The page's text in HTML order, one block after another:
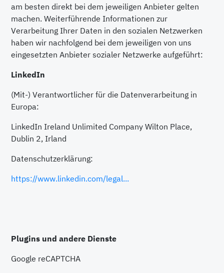
am besten direkt bei dem jeweiligen Anbieter gelten
machen. Weiterführende Informationen zur
Verarbeitung Ihrer Daten in den sozialen Netzwerken
haben wir nachfolgend bei dem jeweiligen von uns
eingesetzten Anbieter sozialer Netzwerke aufgeführt:
LinkedIn
(Mit-) Verantwortlicher für die Datenverarbeitung in
Europa:
LinkedIn Ireland Unlimited Company Wilton Place,
Dublin 2, Irland
Datenschutzerklärung:
https://www.linkedin.com/legal...
Plugins und andere Dienste
Google reCAPTCHA